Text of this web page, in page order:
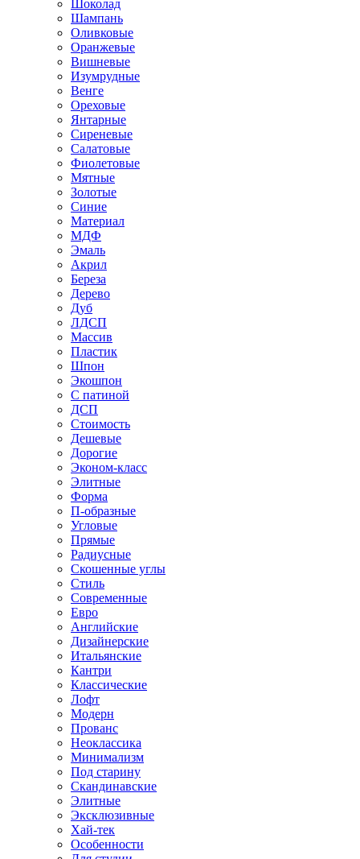
Шоколад
Шампань
Оливковые
Оранжевые
Вишневые
Изумрудные
Венге
Ореховые
Янтарные
Сиреневые
Салатовые
Фиолетовые
Мятные
Золотые
Синие
Материал
МДФ
Эмаль
Акрил
Береза
Дерево
Дуб
ЛДСП
Массив
Пластик
Шпон
Экошпон
С патиной
ДСП
Стоимость
Дешевые
Дорогие
Эконом-класс
Элитные
Форма
П-образные
Угловые
Прямые
Радиусные
Скошенные углы
Стиль
Современные
Евро
Английские
Дизайнерские
Итальянские
Кантри
Классические
Лофт
Модерн
Прованс
Неоклассика
Минимализм
Под старину
Скандинавские
Элитные
Эксклюзивные
Хай-тек
Особенности